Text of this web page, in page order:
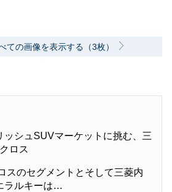
ての画像を表示する（3枚）
ッシュSUVマーケットに挑む、三
ロス
スのセグメントとそして三菱内
ラルキーは…